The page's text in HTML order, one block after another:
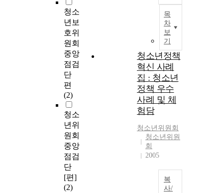
청소
년보
호위
원회
중앙
점검
단
편
(2)
청소
년위
원회
중앙
점검
단
[편]
(2)
목
차
보
기
청소년정책
혁신 사례
집 : 청소년
정책 우수
사례 및 체
험담
청소년위원회
청소년위원
회
2005
복
사/